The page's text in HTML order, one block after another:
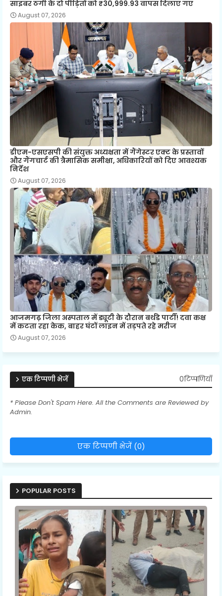
साइबर ठगी के दो पीड़ितों को ₹30,999.93 वापस दिलाए गए
August 07, 2026
डीएम-एसएसपी की संयुक्त अध्यक्षता में गैंगेस्टर एक्ट के प्रस्तावों
और गैंगचार्ट की त्रैमासिक समीक्षा, अधिकारियों को दिए आवश्यक
निर्देश
August 07, 2026
आजमगढ़ जिला अस्पताल में ड्यूटी के दौरान बर्थडे पार्टी! दवा कक्ष
में कटता रहा केक, बाहर घंटों लाइन में तड़पते रहे मरीज
August 07, 2026
एक टिप्पणी भेजें 0टिप्पणियाँ
* Please Don't Spam Here. All the Comments are Reviewed by
Admin.
एक टिप्पणी भेजें (0)
POPULAR POSTS